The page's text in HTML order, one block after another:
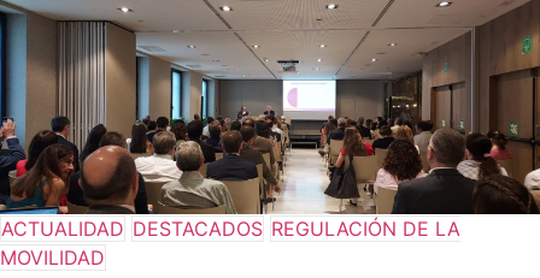
ACTUALIDAD DESTACADOS REGULACIÓN DE LA
MOVILIDAD